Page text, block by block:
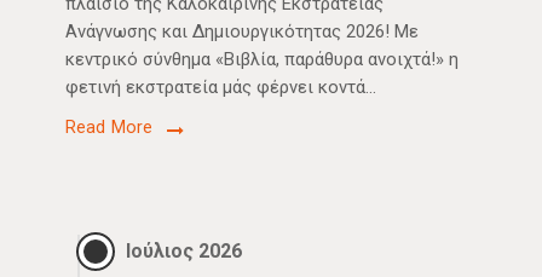
Ανάγνωσης και Δημιουργικότητας 2026! Με
κεντρικό σύνθημα «Βιβλία, παράθυρα ανοιχτά!» η
φετινή εκστρατεία μάς φέρνει κοντά…
Read More
Ιούλιος 2026